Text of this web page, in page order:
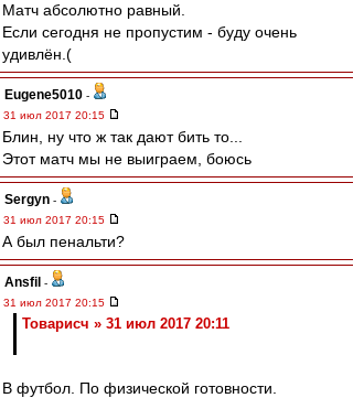
Матч абсолютно равный.
Если сегодня не пропустим - буду очень
удивлён.(
Eugene5010 -
31 июл 2017 20:15
Блин, ну что ж так дают бить то...
Этот матч мы не выиграем, боюсь
Sergyn -
31 июл 2017 20:15
А был пенальти?
Ansfil -
31 июл 2017 20:15
Товарисч » 31 июл 2017 20:11
В футбол. По физической готовности.